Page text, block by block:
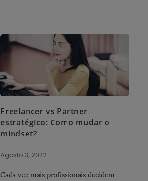
Freelancer vs Partner
estratégico: Como mudar o
mindset?
Agosto 3, 2022
Cada vez mais profissionais decidem